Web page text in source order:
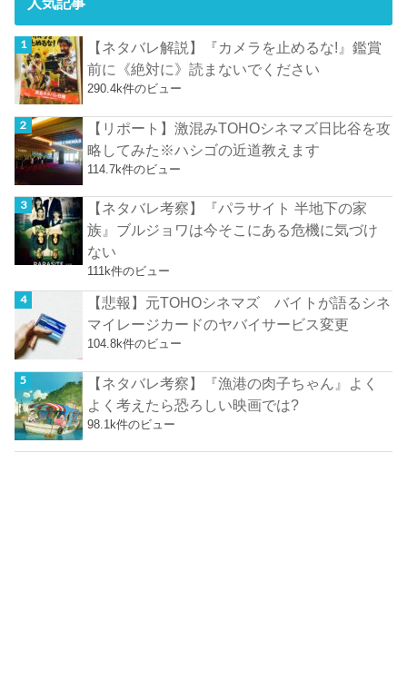
【ネタバレ解説】『カメラを止めるな!』鑑賞
前に《絶対に》読まないでください
290.4k件のビュー
【リポート】激混みTOHOシネマズ日比谷を攻
略してみた※ハシゴの近道教えます
114.7k件のビュー
【ネタバレ考察】『パラサイト 半地下の家
族』ブルジョワは今そこにある危機に気づけ
ない
111k件のビュー
【悲報】元TOHOシネマズ バイトが語るシネ
マイレージカードのヤバイサービス変更
104.8k件のビュー
【ネタバレ考察】『漁港の肉子ちゃん』よく
よく考えたら恐ろしい映画では?
98.1k件のビュー